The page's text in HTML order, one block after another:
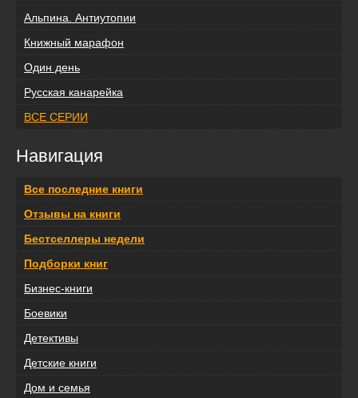
Альпина. Антиутопии
Книжный марафон
Один день
Русская канарейка
ВСЕ СЕРИИ
Навигация
Все последние книги
Отзывы на книги
Бестселлеры недели
Подборки книг
Бизнес-книги
Боевики
Детективы
Детские книги
Дом и семья